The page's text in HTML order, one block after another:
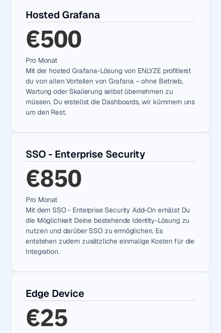
Hosted Grafana
€500
Pro Monat
Mit der hosted Grafana-Lösung von ENLYZE profitierst
du von allen Vorteilen von Grafana – ohne Betrieb,
Wartung oder Skalierung selbst übernehmen zu
müssen. Du erstellst die Dashboards, wir kümmern uns
um den Rest.
SSO - Enterprise Security
€850
Pro Monat
Mit dem SSO - Enterprise Security Add-On erhälst Du
die Möglichkeit Deine bestehende Identity-Lösung zu
nutzen und darüber SSO zu ermöglichen. Es
entstehen zudem zusätzliche einmalige Kosten für die
Integration.
Edge Device
€25